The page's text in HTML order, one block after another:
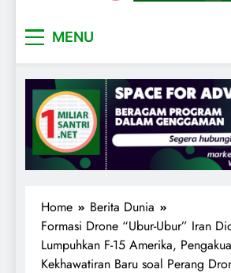
MENU
Home
Berita Dunia
Formasi Drone “Ubur-Ubur” Iran
Lumpuhkan F-15 Amerika,
Kekhawatiran Baru soal Perang